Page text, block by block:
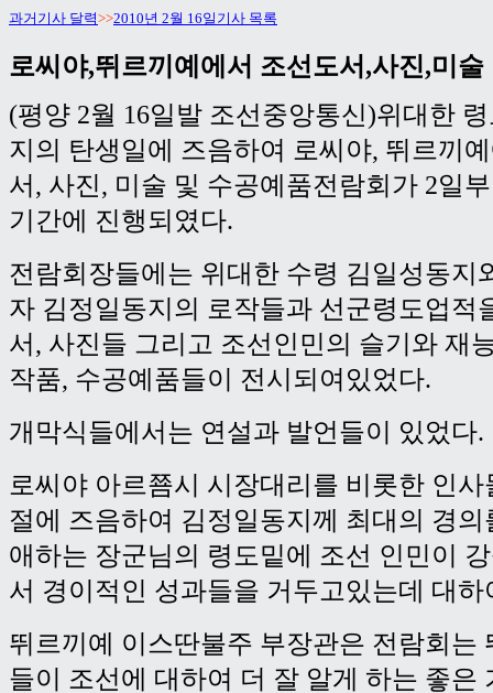
과거기사 달력>>2010년 2월 16일기사 목록
로씨야,뛰르끼예에서 조선도서,사진,미
(평양 2월 16일발 조선중앙통신)위대한
지의 탄생일에 즈음하여 로씨야, 뛰르끼
서, 사진, 미술 및 수공예품전람회가 2일
기간에 진행되였다.
전람회장들에는 위대한 수령 김일성동지
자 김정일동지의 로작들과 선군령도업적
서, 사진들 그리고 조선인민의 슬기와 재
작품, 수공예품들이 전시되여있었다.
개막식들에서는 연설과 발언들이 있었다.
로씨야 아르쬼시 시장대리를 비롯한 인사
절에 즈음하여 김정일동지께 최대의 경
애하는 장군님의 령도밑에 조선 인민이
서 경이적인 성과들을 거두고있는데 대
뛰르끼예 이스딴불주 부장관은 전람회는
들이 조선에 대하여 더 잘 알게 하는 좋은